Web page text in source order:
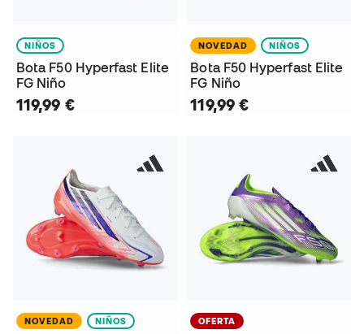
NIÑOS
Bota F50 Hyperfast Elite
FG Niño
119,99 €
NOVEDAD NIÑOS
Bota F50 Hyperfast Elite
FG Niño
119,99 €
NOVEDAD NIÑOS OFERTA